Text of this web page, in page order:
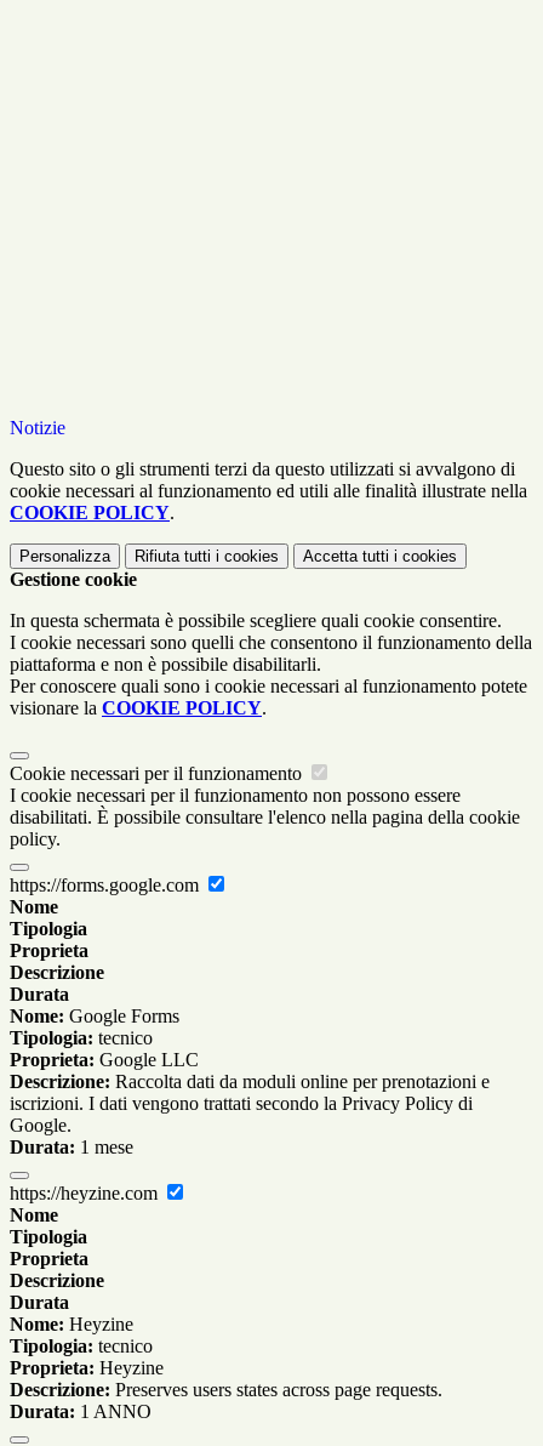
Notizie
Questo sito o gli strumenti terzi da questo utilizzati si avvalgono di
cookie necessari al funzionamento ed utili alle finalità illustrate nella
COOKIE POLICY.
Personalizza Rifiuta tutti i cookies Accetta tutti i cookies
Gestione cookie
In questa schermata è possibile scegliere quali cookie consentire.
I cookie necessari sono quelli che consentono il funzionamento della
piattaforma e non è possibile disabilitarli.
Per conoscere quali sono i cookie necessari al funzionamento potete
visionare la COOKIE POLICY.
Cookie necessari per il funzionamento
I cookie necessari per il funzionamento non possono essere
disabilitati. È possibile consultare l'elenco nella pagina della cookie
policy.
https://forms.google.com
Nome
Tipologia
Proprieta
Descrizione
Durata
Nome: Google Forms
Tipologia: tecnico
Proprieta: Google LLC
Descrizione: Raccolta dati da moduli online per prenotazioni e
iscrizioni. I dati vengono trattati secondo la Privacy Policy di
Google.
Durata: 1 mese
https://heyzine.com
Nome
Tipologia
Proprieta
Descrizione
Durata
Nome: Heyzine
Tipologia: tecnico
Proprieta: Heyzine
Descrizione: Preserves users states across page requests.
Durata: 1 ANNO